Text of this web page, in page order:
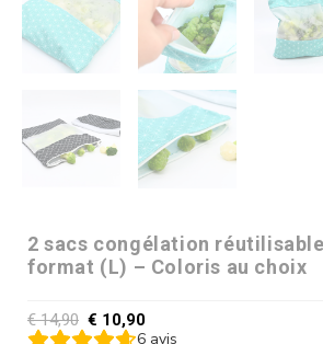
2 sacs congélation
format (L) – Coloris au choix
€14,90 € 10,90
6 avis